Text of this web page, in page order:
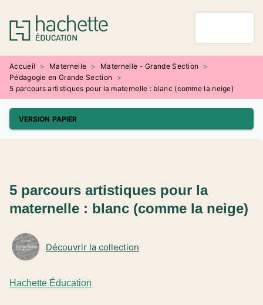
MENU RECHERCHE
PIED DE PAGE
Accueil > Maternelle > Maternelle - Grande Section
>
Pédagogie en Grande Section
>
5 parcours artistiques pour la maternelle : blanc (comme la neige)
VERSION PAPIER
Hachette Éducation
Découvrir la collection
5 parcours artistiques pour la
maternelle : blanc (comme la neige)